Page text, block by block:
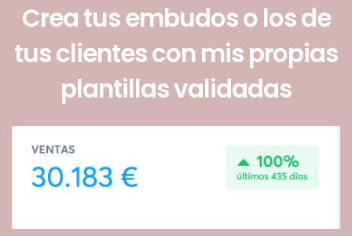
Crea tus embudos o los de
tus clientes con mis propias
plantillas validadas